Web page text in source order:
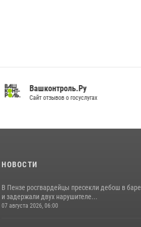
Вашконтроль.Ру
Сайт отзывов о госуслугах
НОВОСТИ
В Пензе росгвардейцы пресекли дебош в баре
и задержали двух нарушителе...
07 августа 2026, 06:00